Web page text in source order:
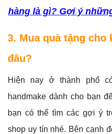
hàng là gì? Gợi ý
3. Mua quà tặng
đâu?
Hiện nay ở thành phố
handmake dành cho bạn
bạn có thể tìm các gợi ý
shop uy tín nhé. Bên cạnh